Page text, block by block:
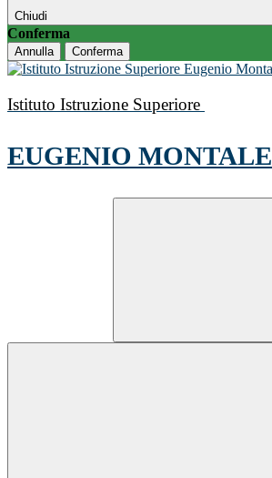
Chiudi
Conferma
Annulla Conferma
Istituto Istruzione Superiore
EUGENIO MONTALE